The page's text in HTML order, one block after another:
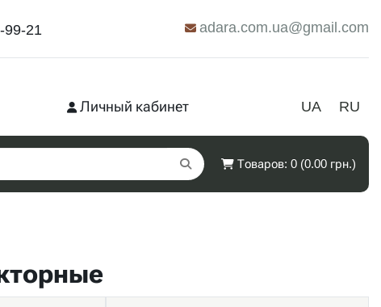
99-21 adara.com.ua@gmail.com
UA RU
Личный кабинет
Товаров: 0 (0.00 грн.)